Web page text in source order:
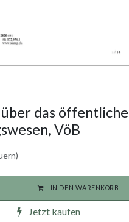
das öffentliche
VöB
IN DEN WARENKORB
Jetzt kaufen